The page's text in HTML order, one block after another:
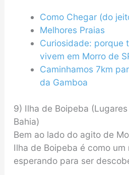
Como Chegar (do
Melhores Praias
Curiosidade: porque
vivem em Morro de
Caminhamos 7km
da Gamboa
9) Ilha de Boipeba
Bahia)
Bem ao lado do agito de
Ilha de Boipeba é como
esperando para ser